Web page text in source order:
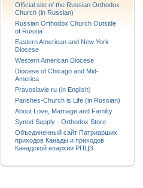
Official site of the Russian Orthodox
Church (in Russian)
Russian Orthodox Church Outside
of Russia
Eastern American and New York
Diocese
Western American Diocese
Diocese of Chicago and Mid-
America
Pravoslavie.ru (in English)
Parishes-Church is Life (in Russian)
About Love, Marriage and Familty
Synod Supply - Orthodox Store
Объединенный сайт Патриарших
приходов Канады и приходов
Канадской епархии РПЦЗ